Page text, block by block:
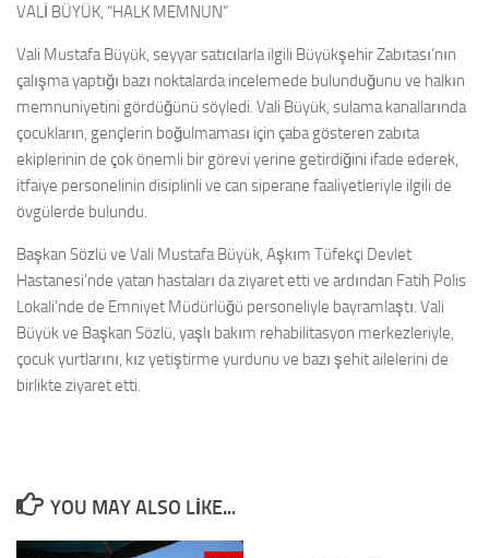
VALİ BÜYÜK, “HALK MEMNUN”
Vali Mustafa Büyük, seyyar satıcılarla ilgili Büyükşehir Zabıtası’nın
çalışma yaptığı bazı noktalarda incelemede bulunduğunu ve halkın
memnuniyetini gördüğünü söyledi. Vali Büyük, sulama kanallarında
çocukların, gençlerin boğulmaması için çaba gösteren zabıta
ekiplerinin de çok önemli bir görevi yerine getirdiğini ifade ederek,
itfaiye personelinin disiplinli ve can siperane faaliyetleriyle ilgili de
övgülerde bulundu.
Başkan Sözlü ve Vali Mustafa Büyük, Aşkım Tüfekçi Devlet
Hastanesi’nde yatan hastaları da ziyaret etti ve ardından Fatih Polis
Lokali’nde de Emniyet Müdürlüğü personeliyle bayramlaştı. Vali
Büyük ve Başkan Sözlü, yaşlı bakım rehabilitasyon merkezleriyle,
çocuk yurtlarını, kız yetiştirme yurdunu ve bazı şehit ailelerini de
birlikte ziyaret etti.
YOU MAY ALSO LIKE...